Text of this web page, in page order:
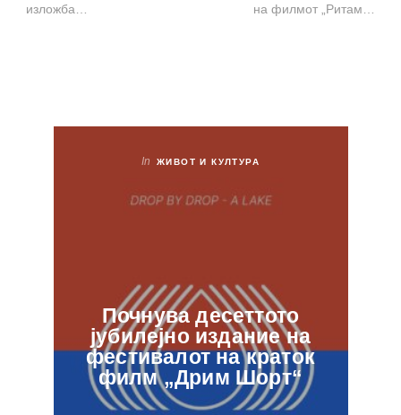
изложба…
на филмот „Ритам…
In ЖИВОТ И КУЛТУРА
Почнува десеттото
јубилејно издание на
фестивалот на краток
филм „Дрим Шорт“